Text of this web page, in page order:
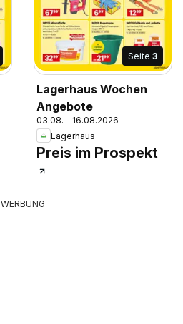
Seite 3
Lagerhaus Wochen
Angebote
03.08. - 16.08.2026
Lagerhaus
Preis im Prospekt
WERBUNG